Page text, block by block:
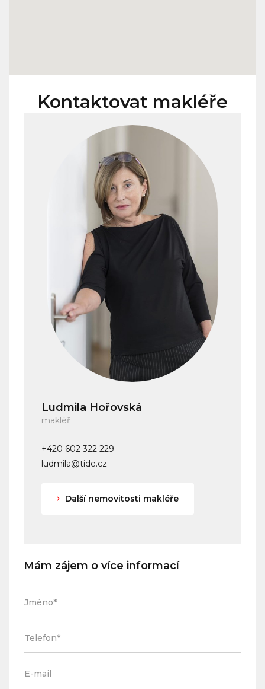
Kontaktovat makléře
Ludmila Hořovská
makléř
+420 602 322 229
ludmila@tide.cz
Další nemovitosti makléře
Mám zájem o více informací